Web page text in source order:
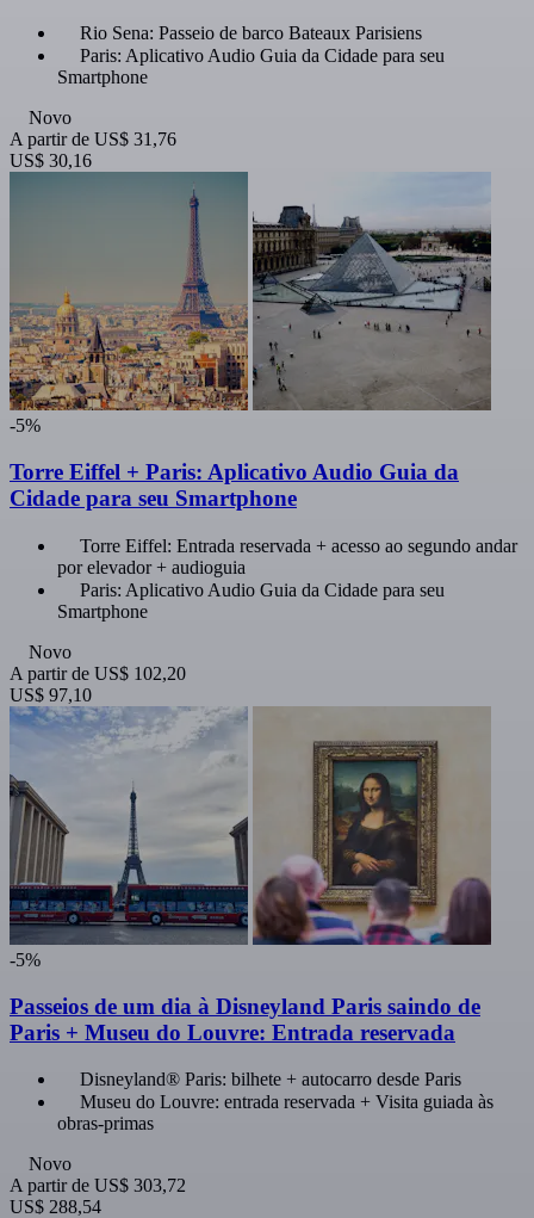
Rio Sena: Passeio de barco Bateaux Parisiens
Paris: Aplicativo Audio Guia da Cidade para seu
Smartphone
Novo
A partir de US$ 31,76
US$ 30,16
-5%
Torre Eiffel + Paris: Aplicativo Audio Guia da
Cidade para seu Smartphone
Torre Eiffel: Entrada reservada + acesso ao segundo andar
por elevador + audioguia
Paris: Aplicativo Audio Guia da Cidade para seu
Smartphone
Novo
A partir de US$ 102,20
US$ 97,10
-5%
Passeios de um dia à Disneyland Paris saindo de
Paris + Museu do Louvre: Entrada reservada
Disneyland® Paris: bilhete + autocarro desde Paris
Museu do Louvre: entrada reservada + Visita guiada às
obras-primas
Novo
A partir de US$ 303,72
US$ 288,54